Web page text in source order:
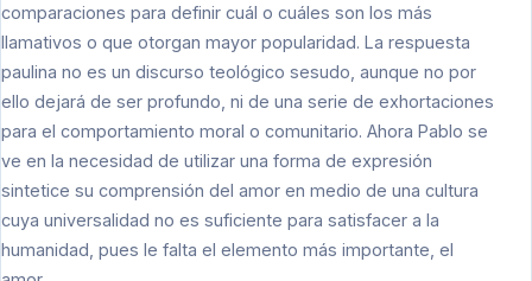
comparaciones para definir cuál o cuáles son los más
llamativos o que otorgan mayor popularidad. La respuesta
paulina no es un discurso teológico sesudo, aunque no por
ello dejará de ser profundo, ni de una serie de exhortaciones
para el comportamiento moral o comunitario. Ahora Pablo se
ve en la necesidad de utilizar una forma de expresión
sintetice su comprensión del amor en medio de una cultura
cuya universalidad no es suficiente para satisfacer a la
humanidad, pues le falta el elemento más importante, el